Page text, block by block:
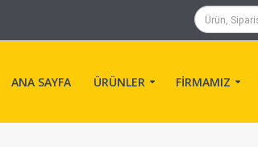
ANA SAYFA ÜRÜNLER FİRMAMIZ